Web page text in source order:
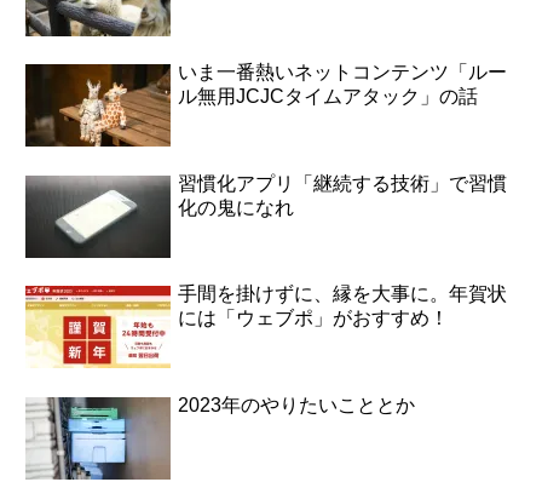
いま一番熱いネットコンテンツ「ルー
ル無用JCJCタイムアタック」の話
習慣化アプリ「継続する技術」で習慣
化の鬼になれ
手間を掛けずに、縁を大事に。年賀状
には「ウェブポ」がおすすめ！
2023年のやりたいこととか